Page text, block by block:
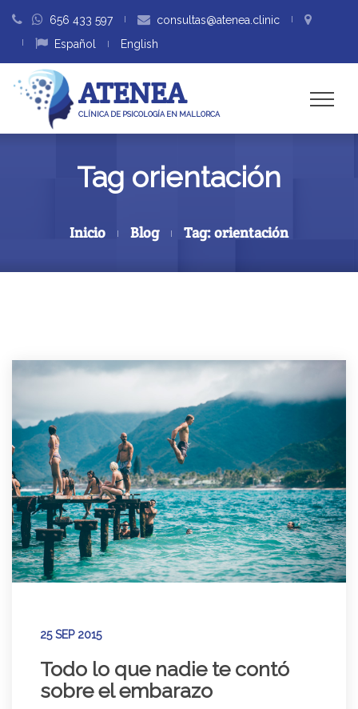
656 433 597
consultas@atenea.clinic
Español
English
ATENEA
CLÍNICA DE PSICOLOGÍA EN MALLORCA
Tag orientación
Inicio Blog Tag: orientación
25 SEP 2015
Todo lo que nadie te contó
sobre el embarazo